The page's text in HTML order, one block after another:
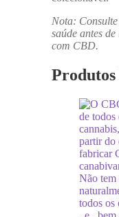
Nota:
saúde antes
com CBD.
Produtos